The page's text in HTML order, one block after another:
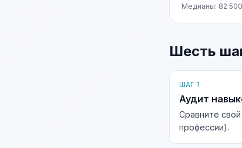
Медианы: 82
Шесть
ШАГ 1
Аудит
Сравните
профессии).